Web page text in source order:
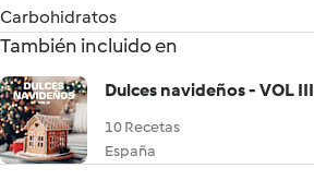
Carbohidratos
También incluido en
Dulces navideños - VOL III
10 Recetas
España